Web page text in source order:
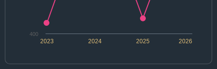
2024 2026
2023 2025
400